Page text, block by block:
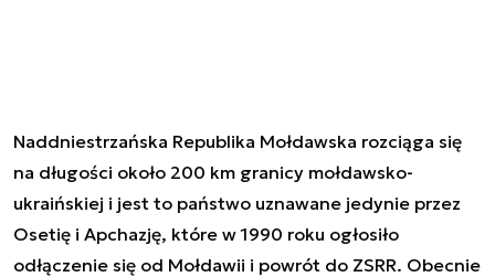
Naddniestrzańska Republika Mołdawska rozciąga się
na długości około 200 km granicy mołdawsko-
ukraińskiej i jest to państwo uznawane jedynie przez
Osetię i Apchazję, które w 1990 roku ogłosiło
odłączenie się od Mołdawii i powrót do ZSRR. Obecnie